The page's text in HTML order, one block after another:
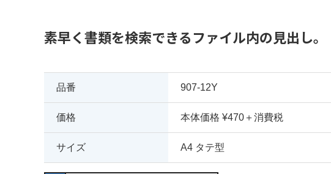
素早く書類を検索できるファイル内の見出し。
品番 907-12Y
価格 本体価格 ¥470＋消費税
サイズ A4 タテ型